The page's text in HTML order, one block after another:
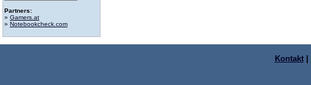
Partners:
» Gamers.at
» Notebookcheck.com
Kontakt|